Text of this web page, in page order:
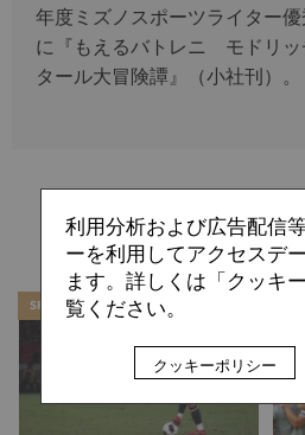
年度ミズノスポーツライター
に『もえるバトレニ モドリッ
タール大冒険譚』（小社刊）。
関連記
SPECIAL
利用分析および広告配信
ーを利用してアクセスデ
ます。詳しくは「クッキ
覧ください。
クッキーポリシー